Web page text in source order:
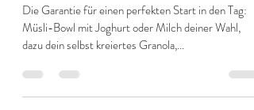
Die Garantie für einen perfekten Start in den Tag:
Müsli-Bowl mit Joghurt oder Milch deiner Wahl,
dazu dein selbst kreiertes Granola,...